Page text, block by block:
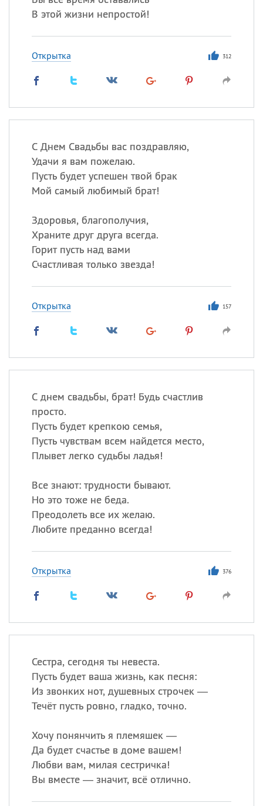
В этой жизни непростой!
Открытка 312
С Днем Свадьбы вас поздравляю,
Удачи я вам пожелаю.
Пусть будет успешен твой брак
Мой самый любимый брат!
Здоровья, благополучия,
Храните друг друга всегда.
Горит пусть над вами
Счастливая только звезда!
Открытка 157
С днем свадьбы, брат! Будь счастлив
просто.
Пусть будет крепкою семья,
Пусть чувствам всем найдется место,
Плывет легко судьбы ладья!
Все знают: трудности бывают.
Но это тоже не беда.
Преодолеть все их желаю.
Любите преданно всегда!
Открытка 376
Сестра, сегодня ты невеста.
Пусть будет ваша жизнь, как песня:
Из звонких нот, душевных строчек —
Течёт пусть ровно, гладко, точно.
Хочу понянчить я племяшек —
Да будет счастье в доме вашем!
Любви вам, милая сестричка!
Вы вместе — значит, всё отлично.